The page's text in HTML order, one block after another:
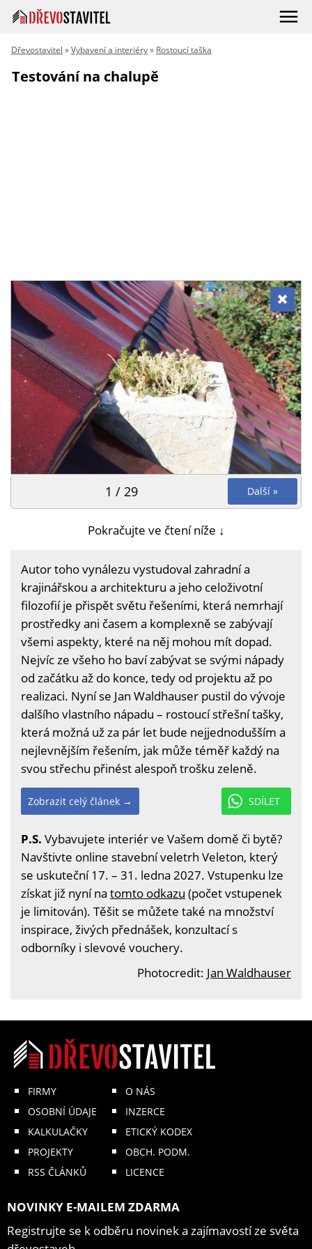
Dřevostavitel »Vybavení a interiéry» Rostoucí taška
Testování na chalupě
Další »
1 / 29
Pokračujte ve čtení níže ↓
Autor toho vynálezu vystudoval zahradní a
krajinářskou a architekturu a jeho celoživotní
filozofií je přispět světu řešeními, která nemrhají
prostředky ani časem a komplexně se zabývají
všemi aspekty, které na něj mohou mít dopad.
Nejvíc ze všeho ho baví zabývat se svými nápady
od začátku až do konce, tedy od projektu až po
realizaci. Nyní se Jan Waldhauser pustil do vývoje
dalšího vlastního nápadu – rostoucí střešní tašky,
která možná už za pár let bude nejjednodušším a
nejlevnějším řešením, jak může téměř každý na
svou střechu přinést alespoň trošku zeleně.
SDÍLET
Zobrazit celý článek →
P.S. Vybavujete interiér ve Vašem domě či bytě?
Navštivte online stavební veletrh Veleton, který
se uskuteční 17. – 31. ledna 2027. Vstupenku lze
získat již nyní na tomto odkazu (počet vstupenek
je limitován). Těšit se můžete také na množství
inspirace, živých přednášek, konzultací s
odborníky i slevové vouchery.
Photocredit: Jan Waldhauser
FIRMY
OSOBNÍ ÚDAJE
KALKULAČKY
PROJEKTY
RSS ČLÁNKŮ
O NÁS
INZERCE
ETICKÝ KODEX
OBCH. PODM.
LICENCE
NOVINKY E-MAILEM ZDARMA
Registrujte se k odběru novinek a zajímavostí ze světa